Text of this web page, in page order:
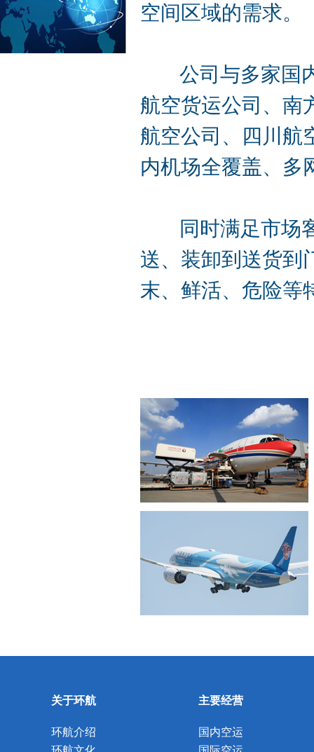
空间区域的需求。
公司与多家国内
航空货运公司、南
航空公司、四川航
内机场全覆盖、多
同时满足市场客
送、装卸到送货到
末、鲜活、危险等
关于环航 主要经营
环航介绍
国内空运